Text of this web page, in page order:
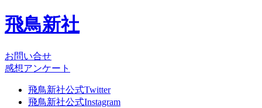
飛鳥新社
お問い合せ
感想アンケート
飛鳥新社公式Twitter
飛鳥新社公式Instagram